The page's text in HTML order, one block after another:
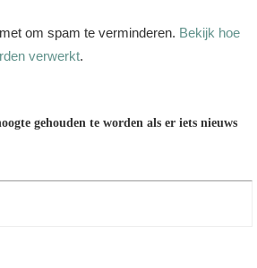
om spam te verminderen. Bekijk hoe
verwerkt.
gehouden te worden als er iets nieuws